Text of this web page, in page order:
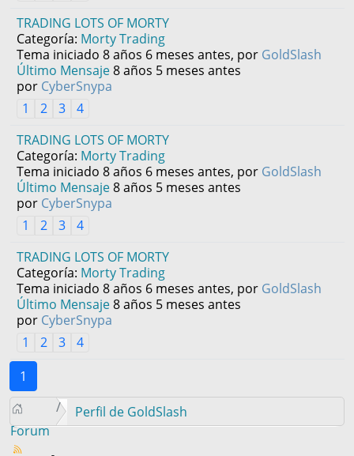
TRADING LOTS OF MORTY
Categoría: Morty Trading
Tema iniciado 8 años 6 meses antes, por GoldSlash
Último Mensaje8 años 5 meses antes
por CyberSnypa
1
2 3
4
TRADING LOTS OF MORTY
Categoría: Morty Trading
Tema iniciado 8 años 6 meses antes, por GoldSlash
Último Mensaje8 años 5 meses antes
por CyberSnypa
1
2 3
4
TRADING LOTS OF MORTY
Categoría: Morty Trading
Tema iniciado 8 años 6 meses antes, por GoldSlash
Último Mensaje8 años 5 meses antes
por CyberSnypa
1
2 3
4
1
Forum
Perfil de GoldSlash